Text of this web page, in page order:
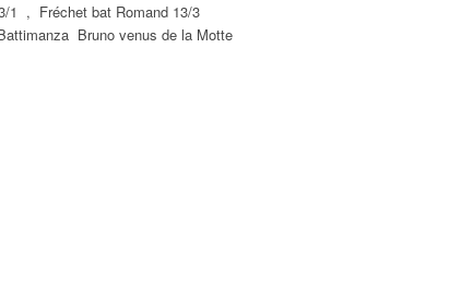
bat Romand 13/3
Bruno venus de la Motte